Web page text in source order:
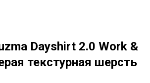
Dayshirt 2.0 Work &
текстурная шерсть